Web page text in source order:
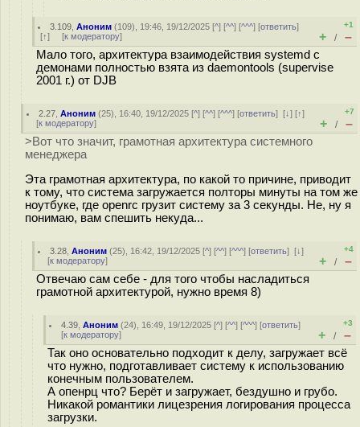
3.109 ,Аноним (109), 19:46, 19/12/2025 [^] [^^] [^^^] [ответить]
[↑] [к модератору]
+1
+ / –
Мало того, архитектура взаимодействия systemd с
демонами полностью взята из daemontools (supervise
2001 г.) от DJB
2.27 ,Аноним (25), 16:40, 19/12/2025 [^] [^^] [^^^] [ответить][↓] [↑]
[к модератору]
+7
+ / –
>Вот что значит, грамотная архитектура системного
менеджера
Эта грамотная архитектура, по какой то причине, приводит
к тому, что система загружается полторы минуты на том же
ноутбуке, где openrc грузит систему за 3 секунды. Не, ну я
понимаю, вам спешить некуда...
3.28 ,Аноним (25), 16:42, 19/12/2025 [^] [^^] [^^^] [ответить][↓]
[к модератору]
+4
+ / –
Отвечаю сам себе - для того чтобы насладиться
грамотной архитектурой, нужно время 8)
4.39 ,Аноним (24), 16:49, 19/12/2025 [^] [^^] [^^^] [ответить]
[к модератору]
+3
+ / –
Так оно основательно подходит к делу, загружает всё
что нужно, подготавливает систему к использованию
конечным пользователем.
А опенрц что? Берёт и загружает, бездушно и грубо.
Никакой романтики лицезрения логирования процесса
загрузки.